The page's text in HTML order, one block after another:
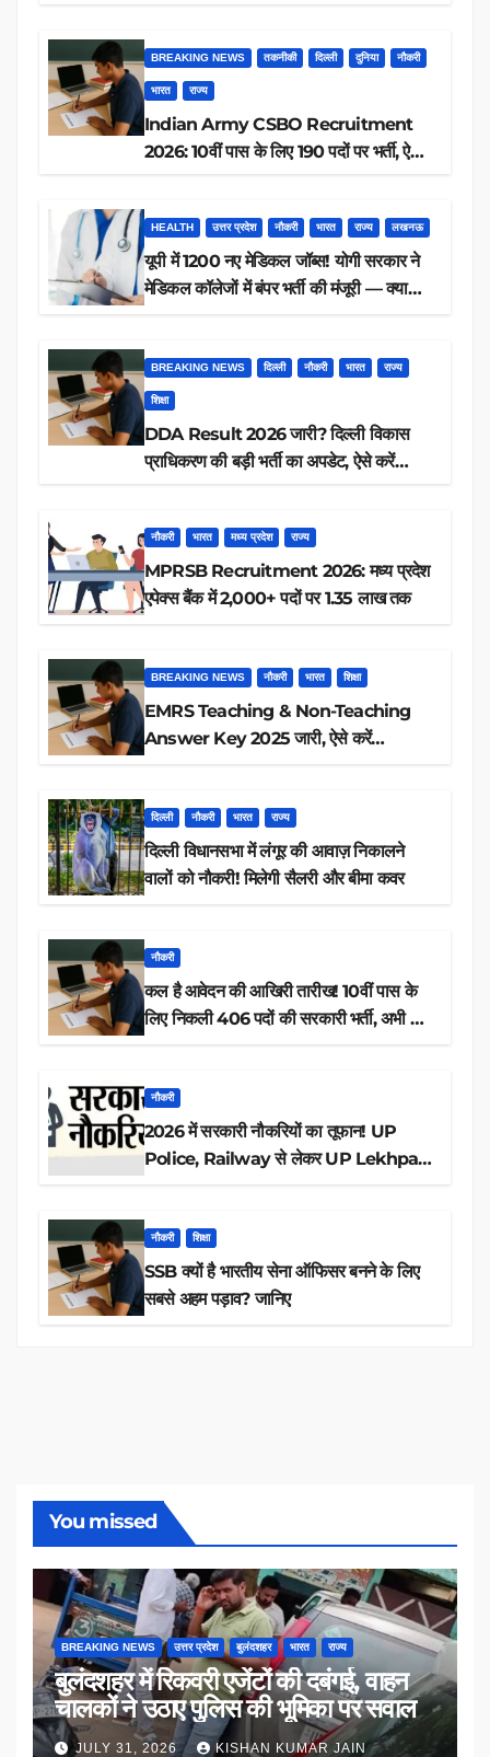
BREAKING NEWS तकनीकी दिल्ली दुनिया नौकरी
भारत राज्य
Indian Army CSBO Recruitment
2026: 10वीं पास के लिए 190 पदों पर भर्ती, ऐसे
HEALTH उत्तर प्रदेश नौकरी भारत राज्य लखनऊ
यूपी में 1200 नए मेडिकल जॉब्स! योगी सरकार ने
मेडिकल कॉलेजों में बंपर भर्ती की मंजूरी — क्या
BREAKING NEWS दिल्ली नौकरी भारत राज्य
शिक्षा
DDA Result 2026 जारी? दिल्ली विकास
प्राधिकरण की बड़ी भर्ती का अपडेट, ऐसे करें
नौकरी भारत मध्य प्रदेश राज्य
MPRSB Recruitment 2026: मध्य प्रदेश
एपेक्स बैंक में 2,000+ पदों पर 1.35 लाख तक
BREAKING NEWS नौकरी भारत शिक्षा
EMRS Teaching & Non-Teaching
Answer Key 2025 जारी, ऐसे करें
दिल्ली नौकरी भारत राज्य
दिल्ली विधानसभा में लंगूर की आवाज़ निकालने
वालों को नौकरी! मिलेगी सैलरी और बीमा कवर
नौकरी
कल है आवेदन की आखिरी तारीख! 10वीं पास के
लिए निकली 406 पदों की सरकारी भर्ती, अभी करें
नौकरी
2026 में सरकारी नौकरियों का तूफान! UP
Police, Railway से लेकर UP Lekhpal
नौकरी शिक्षा
SSB क्यों है भारतीय सेना ऑफिसर बनने के लिए
सबसे अहम पड़ाव? जानिए
You missed
BREAKING NEWS उत्तर प्रदेश बुलंदशहर भारत राज्य
बुलंदशहर में रिकवरी एजेंटों की दबंगई, वाहन
चालकों ने उठाए पुलिस की भूमिका पर सवाल
JULY 31, 2026 KISHAN KUMAR JAIN